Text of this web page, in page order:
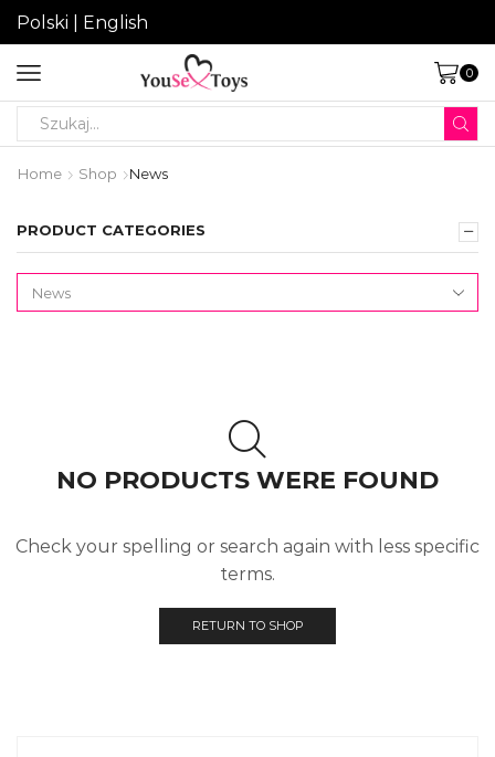
Polski English
0
Home Shop News
PRODUCT CATEGORIES
NO PRODUCTS WERE FOUND
Check your spelling or search again with less specific
terms.
RETURN TO SHOP